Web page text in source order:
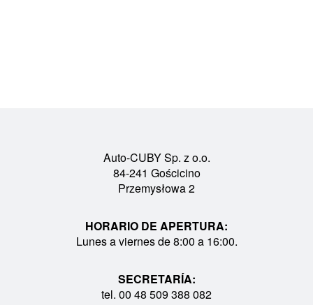
Auto-CUBY Sp. z o.o.
84-241 Gościcino
Przemysłowa 2
HORARIO DE APERTURA:
Lunes a viernes de 8:00 a 16:00.
SECRETARÍA:
tel. 00 48 509 388 082